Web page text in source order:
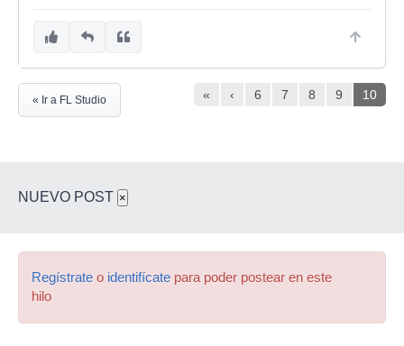
« ‹ 6 7 8 9 10
« Ir a FL Studio
NUEVO POST ×
Regístrate o identifícate para poder postear en este
hilo